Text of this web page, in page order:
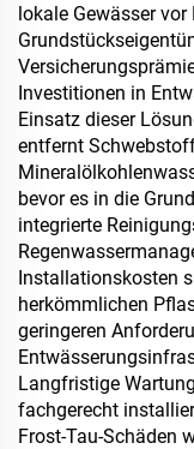
lokale Gewässer
Investitionen in
Einsatz dieser
entfernt
bevor es in die
integrierte
Installationskosten
herkömmlichen
geringeren
Langfristige
fachgerecht
Frost-Tau-Schäden